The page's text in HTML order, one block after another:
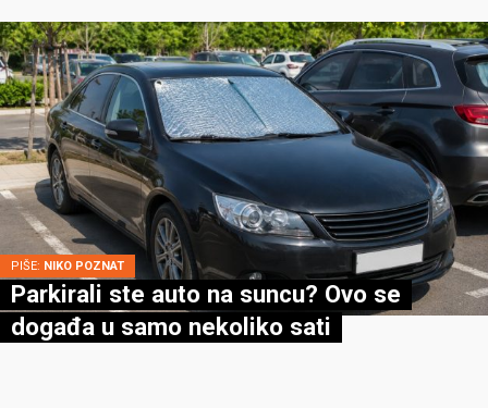
PIŠE: NIKO POZNAT
Parkirali ste auto na suncu? Ovo se
događa u samo nekoliko sati